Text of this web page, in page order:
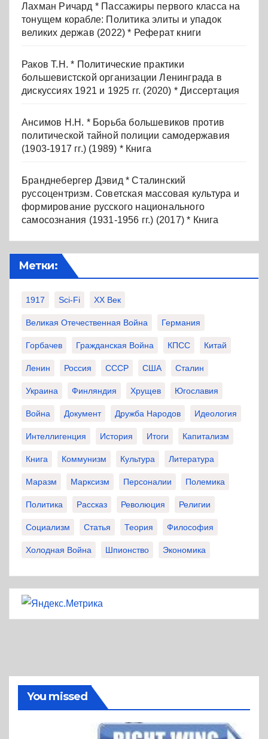
Лахман Ричард * Пассажиры первого класса на
тонущем корабле: Политика элиты и упадок
великих держав (2022) * Реферат книги
Раков Т.Н. * Политические практики
большевистской организации Ленинграда в
дискуссиях 1921 и 1925 гг. (2020) * Диссертация
Ансимов Н.Н. * Борьба большевиков против
политической тайной полиции самодержавия
(1903-1917 гг.) (1989) * Книга
Бранднебергер Дэвид * Сталинский
руссоцентризм. Советская массовая культура и
формирование русского национального
самосознания (1931-1956 гг.) (2017) * Книга
Метки:
1917 Sci-Fi XX Век
Великая Отечественная Война Германия
Горбачев Гражданская Война КПСС Китай
Ленин Россия СССР США Сталин
Украина Финляндия Хрущев Югославия
Война Документ Дружба Народов Идеология
Интеллигенция История Итоги Капитализм
Книга Коммунизм Культура Литература
Маразм Марксизм Персоналии Полемика
Политика Рассказ Революция Религии
Социализм Статья Теория Философия
Холодная Война Шпионство Экономика
You missed